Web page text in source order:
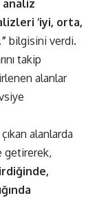
analiz
‘iyi, orta,
bilgisini verdi.
takip
alanlar
alanlarda
getirerek,